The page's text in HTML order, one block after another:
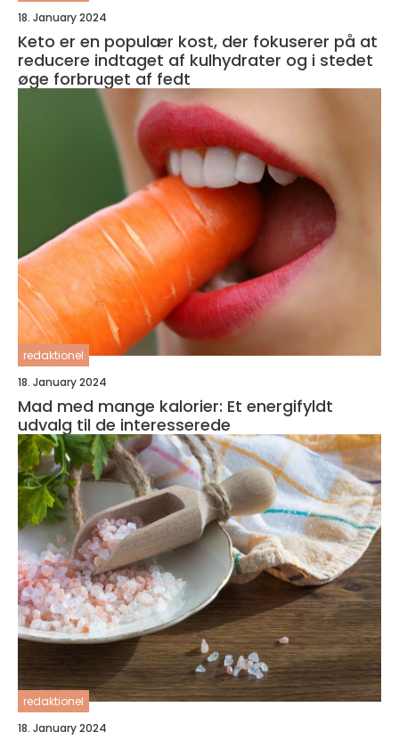
18. January 2024
Keto er en populær kost, der fokuserer på at
reducere indtaget af kulhydrater og i stedet
øge forbruget af fedt
redaktionel
18. January 2024
Mad med mange kalorier: Et energifyldt
udvalg til de interesserede
redaktionel
18. January 2024